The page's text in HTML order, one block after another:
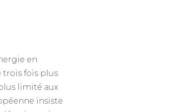
en
trois fois plus
limité aux
insiste